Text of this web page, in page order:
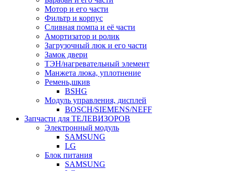
Мотор и его части
Фильтр и корпус
Сливная помпа и её части
Амортизатор и ролик
Загрузочный люк и его части
Замок двери
ТЭН/нагревательный элемент
Манжета люка, уплотнение
Ремень,шкив
BSHG
Модуль управления, дисплей
BOSCH/SIEMENS/NEFF
Запчасти для ТЕЛЕВИЗОРОВ
Электронный модуль
SAMSUNG
LG
Блок питания
SAMSUNG